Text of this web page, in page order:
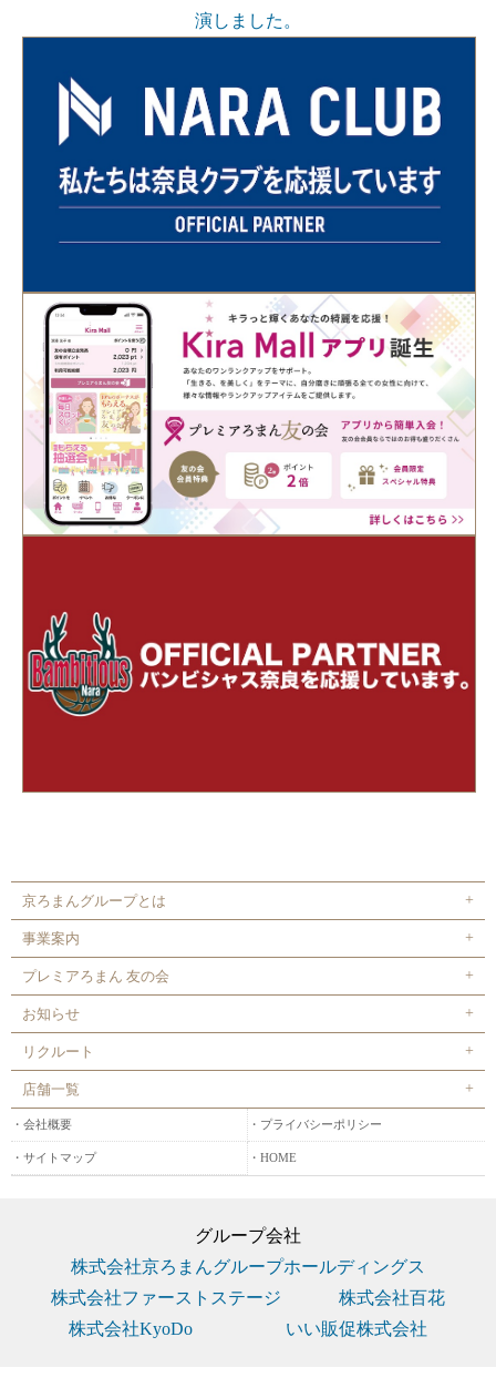
演しました。
京ろまんグループとは
事業案内
プレミアろまん 友の会
お知らせ
リクルート
店舗一覧
会社概要 プライバシーポリシー
サイトマップ HOME
グループ会社
株式会社京ろまんグループホールディングス
株式会社ファーストステージ
株式会社百花
株式会社KyoDo
いい販促株式会社